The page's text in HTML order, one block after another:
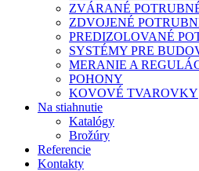
ZVÁRANÉ
ZDVOJENÉ
PREDIZOLOVANÉ
SYSTÉMY PRE
MERANIE A
POHONY
KOVOVÉ TVAROVKY
Na stiahnutie
Katalógy
Brožúry
Referencie
Kontakty